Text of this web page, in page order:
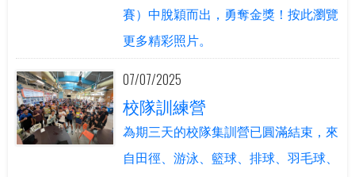
賽）中脫穎而出，勇奪金獎！按此瀏覽
更多精彩照片。
07/07/2025
校隊訓練營
為期三天的校隊集訓營已圓滿結束，來
自田徑、游泳、籃球、排球、羽毛球、